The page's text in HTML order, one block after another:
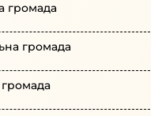
громада
громада
громада